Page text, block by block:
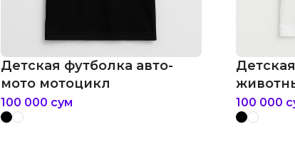
Детская футболка авто-
мото мотоцикл
100 000 сум 100 000